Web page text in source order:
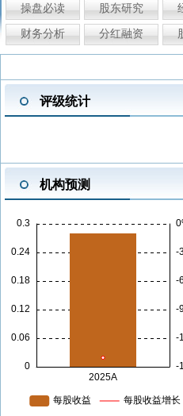
操盘必读 股东研究
财务分析 分红融资
评级统计
机构预测